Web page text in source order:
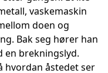
vaskemaskin
doen og
Bak seg hører han
en brekningslyd.
hvordan åstedet ser